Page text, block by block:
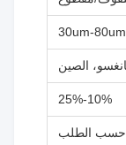
30um-80um
الصين
10%-25%
حسب الطلب